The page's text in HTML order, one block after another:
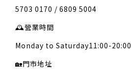
5703 0170 / 6809 5004
🕰️營業時間
Monday to Saturday11:00-20:00
🏡門市地址